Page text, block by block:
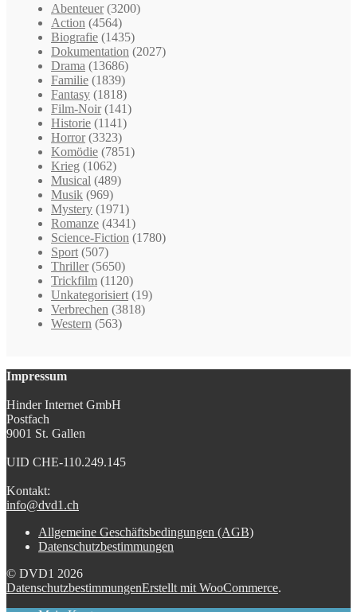
Abenteuer (3200)
Action (4564)
Biografie (1435)
Dokumentation (2027)
Drama (13686)
Familie (1839)
Fantasy (1818)
Film-Noir (141)
Historie (1141)
Horror (3323)
Komödie (7851)
Krieg (1062)
Musical (489)
Musik (969)
Mystery (1971)
Romanze (4341)
Science-Fiction (1780)
Sport (507)
Thriller (5650)
Trickfilm (1120)
Unkategorisiert (19)
Verbrechen (3818)
Western (563)
Impressum
Hinder Internet GmbH
Postfach
9001 St. Gallen
UID CHE-110.249.145
Kontakt:
info@dvd1.ch
Allgemeine Geschäftsbedingungen (AGB)
Datenschutzbestimmungen
© DVD1 2026
DatenschutzbestimmungenErstellt mit WooCommerce.